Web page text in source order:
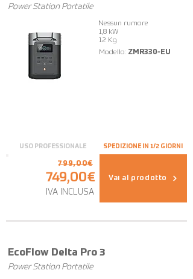
Power Station Portatile
Nessun rumore
1,8 kW
12 Kg
Modello: ZMR330-EU
USO PROFESSIONALE SPEDIZIONE IN 1/2 GIORNI
799,00€
749,00€
IVA INCLUSA
Vai al prodotto
EcoFlow Delta Pro 3
Power Station Portatile